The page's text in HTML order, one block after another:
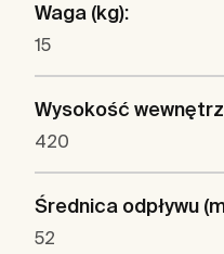
Waga (kg):
15
Wysokość
420
Średnica odpływu
52